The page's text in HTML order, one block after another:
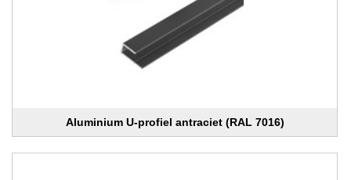
Aluminium U-profiel antraciet (RAL 7016)